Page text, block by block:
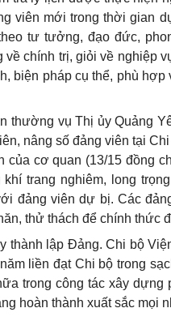
viên mới trong thời gian
tư tưởng, đạo đức,
chính trị, giỏi về nghiệp
biện pháp cụ thể, phù
thường vụ Thị ủy Quảng
nâng số đảng viên tại
cơ quan (13/15 đồng
trang nghiêm, long
đảng viên dự bị. Các
thử thách để chính thức
thành lập Đảng. Chi bộ
liền đạt Chi bộ trong
trong công tác xây dựng
hoàn thành xuất sắc mọi